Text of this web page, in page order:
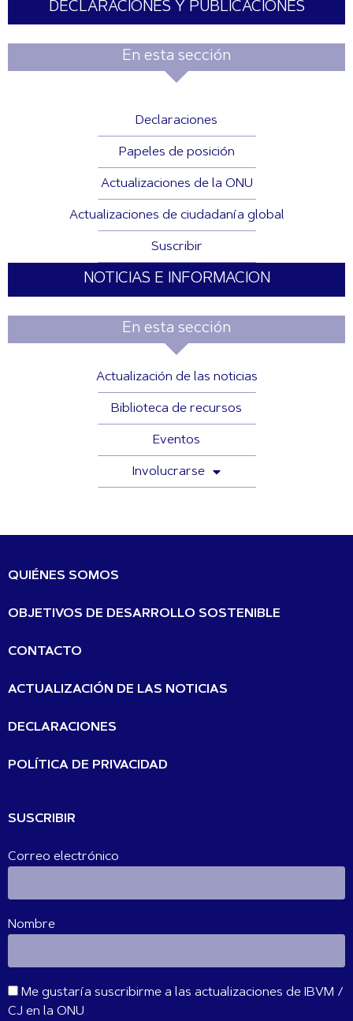
DECLARACIONES Y PUBLICACIONES
En esta sección
Declaraciones
Papeles de posición
Actualizaciones de la ONU
Actualizaciones de ciudadanía global
Suscribir
NOTICIAS E INFORMACION
En esta sección
Actualización de las noticias
Biblioteca de recursos
Eventos
Involucrarse
QUIÉNES SOMOS
OBJETIVOS DE DESARROLLO SOSTENIBLE
CONTACTO
ACTUALIZACIÓN DE LAS NOTICIAS
DECLARACIONES
POLÍTICA DE PRIVACIDAD
SUSCRIBIR
Correo electrónico
Nombre
Me gustaría suscribirme a las actualizaciones de IBVM /
CJ en la ONU